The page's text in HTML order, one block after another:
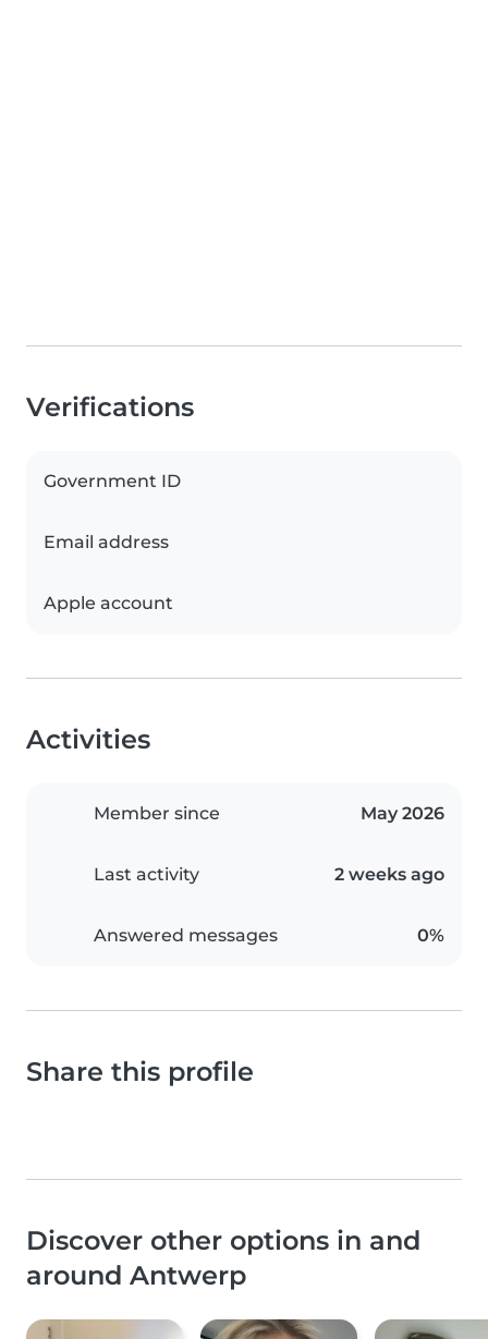
Verifications
Government ID
Email address
Apple account
Activities
Member since May 2026
Last activity 2 weeks ago
Answered messages 0%
Share this profile
Discover other options in and
around Antwerp